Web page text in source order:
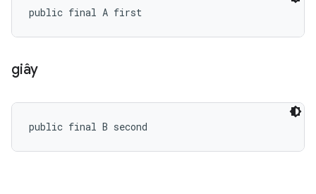
public final A first
giây
public final B second